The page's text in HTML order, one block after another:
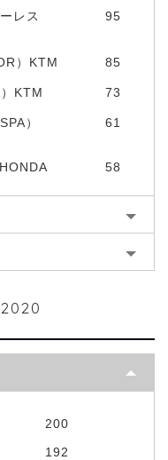
レス
95
）KTM 85
KTM 73
）
61
58
200
192